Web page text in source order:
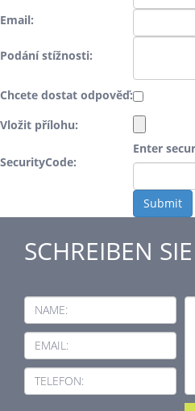
Email:
Podání stížnosti:
Chcete dostat odpověď:
Vložit přílohu:
SecurityCode:
Enter
SCHREIBEN
NAME:
EMAIL:
TELEFON: